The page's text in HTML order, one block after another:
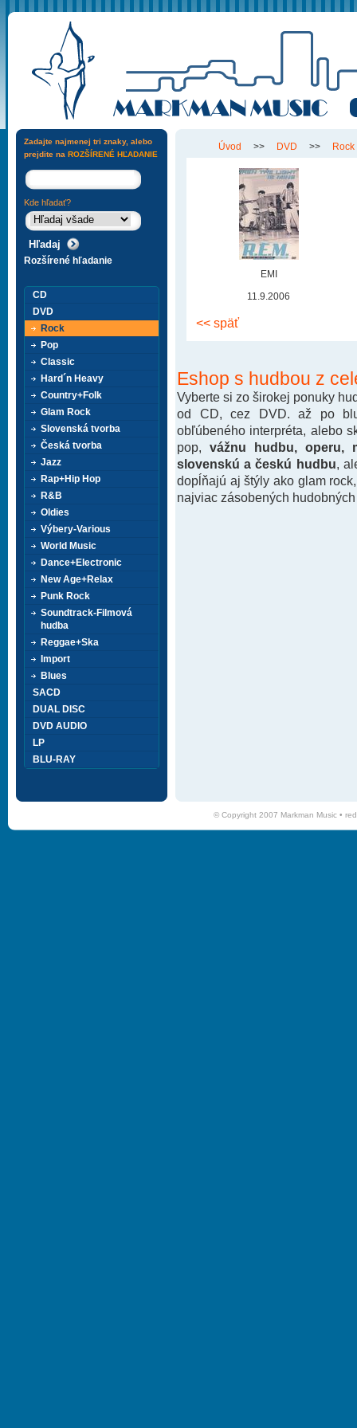
Úvod >> DVD >> Rock
EMI
11.9.2006
<< späť
Eshop s hudbou z
Vyberte si zo širokej ponuky
od CD, cez DVD. až po
obľúbeného interpréta, alebo
pop, vážnu hudbu, operu,
slovenskú a českú hudbu ,
dopĺňajú aj štýly ako glam
najviac zásobených
Zadajte najmenej tri znaky, alebo
prejdite na ROZŠÍRENÉ HĽADANIE
Kde hľadať?
Rozšírené hľadanie
CD
DVD
Rock
Pop
Classic
Hard´n Heavy
Country+Folk
Glam Rock
Slovenská tvorba
Česká tvorba
Jazz
Rap+Hip Hop
R&B
Oldies
Výbery-Various
World Music
Dance+Electronic
New Age+Relax
Punk Rock
Soundtrack-Filmová
hudba
Reggae+Ska
Import
Blues
SACD
DUAL DISC
DVD AUDIO
LP
BLU-RAY
© Copyright 2007 Markman Music •